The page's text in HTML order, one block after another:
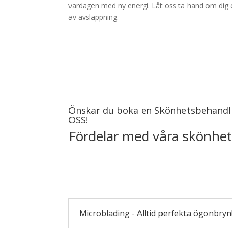
vardagen med ny energi. Låt oss ta hand om dig
av avslappning.
Önskar du boka en
OSS!
Fördelar med våra
Microblading - Alltid perfekta ögonbryn!